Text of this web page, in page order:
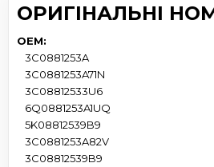
ОРИГІНАЛЬНІ
OEM:
3C0881253A
3C0881253A71N
3C08812533U6
6Q0881253A1UQ
5K08812539B9
3C0881253A82V
3C08812539B9